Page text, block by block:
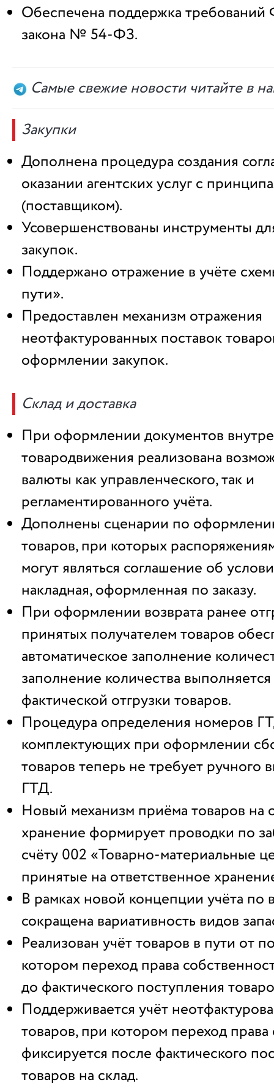
Обеспечена поддержка требований
закона № 54-ФЗ.
Самые свежие новости читайте в
Закупки
Дополнена процедура создания
оказании агентских услуг с
(поставщиком).
Усовершенствованы инструменты
закупок.
Поддержано отражение в учёте
пути».
Предоставлен механизм отражения
неотфактурованных поставок
оформлении закупок.
Склад и доставка
При оформлении документов
товародвижения реализована
валюты как управленческого, так и
регламентированного учёта.
Дополнены сценарии по
товаров, при которых
могут являться соглашение об
накладная, оформленная по заказу.
При оформлении возврата ранее
принятых получателем товаров
автоматическое заполнение
заполнение количества
фактической отгрузки товаров.
Процедура определения номеров
комплектующих при оформлении
товаров теперь не требует ручного
ГТД.
Новый механизм приёма товаров на
хранение формирует проводки по
счёту 002 «Товарно-материальные
принятые на ответственное
В рамках новой концепции учёта по
сокращена вариативность видов
Реализован учёт товаров в пути от
котором переход права
до фактического поступления
Поддерживается учёт
товаров, при котором переход
фиксируется после фактического
товаров на склад.